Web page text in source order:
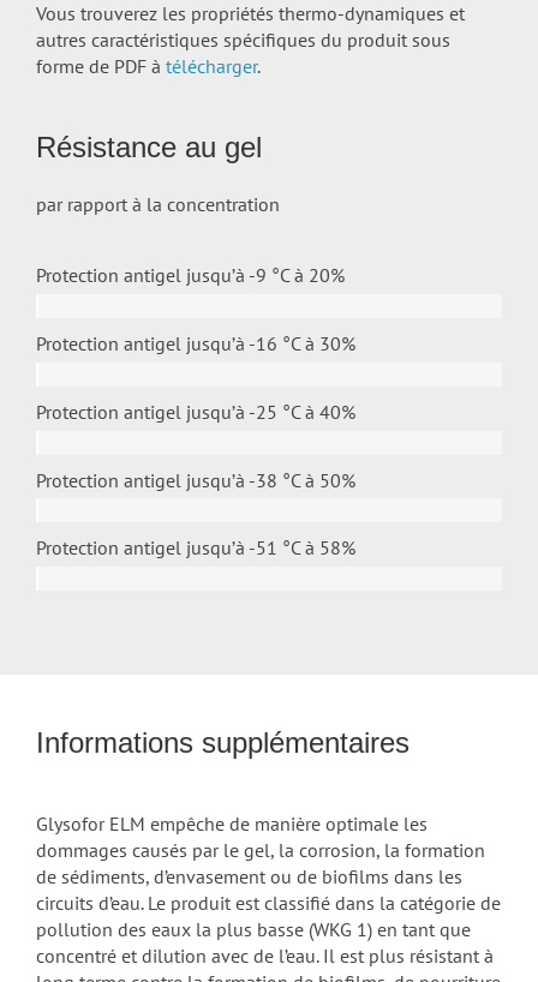
Vous trouverez les propriétés thermo-dynamiques et
autres caractéristiques spécifiques du produit sous
forme de PDF à télécharger.
Résistance au gel
par rapport à la concentration
Protection antigel jusqu’à -9 °C à 20%
Protection antigel jusqu’à -16 °C à 30%
Protection antigel jusqu’à -25 °C à 40%
Protection antigel jusqu’à -38 °C à 50%
Protection antigel jusqu’à -51 °C à 58%
Informations supplémentaires
Glysofor ELM empêche de manière optimale les
dommages causés par le gel, la corrosion, la formation
de sédiments, d’envasement ou de biofilms dans les
circuits d’eau. Le produit est classifié dans la catégorie de
pollution des eaux la plus basse (WKG 1) en tant que
concentré et dilution avec de l’eau. Il est plus résistant à